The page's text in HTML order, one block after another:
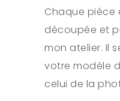
Chaque pièce
découpée et
mon atelier. Il
votre modèle
celui de la